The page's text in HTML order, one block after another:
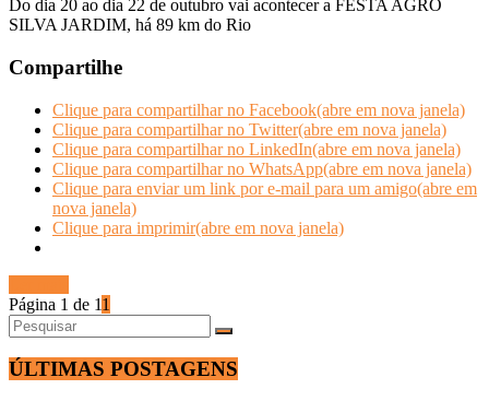
Do dia 20 ao dia 22 de outubro vai acontecer a FESTA AGRO
SILVA JARDIM, há 89 km do Rio
Compartilhe
Clique para compartilhar no Facebook(abre em nova janela)
Clique para compartilhar no Twitter(abre em nova janela)
Clique para compartilhar no LinkedIn(abre em nova janela)
Clique para compartilhar no WhatsApp(abre em nova janela)
Clique para enviar um link por e-mail para um amigo(abre em
nova janela)
Clique para imprimir(abre em nova janela)
Página 1 de 11
ÚLTIMAS POSTAGENS